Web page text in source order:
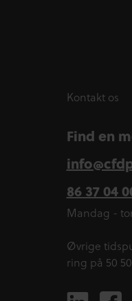
Kontakt os
Find en
86 37 04
Mandag -
Øvrige
ring på 50 50